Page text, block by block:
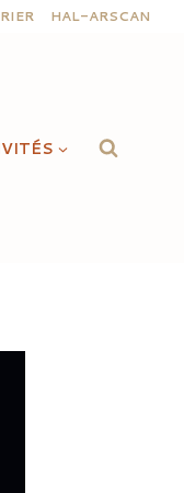
HAL-ARSCAN